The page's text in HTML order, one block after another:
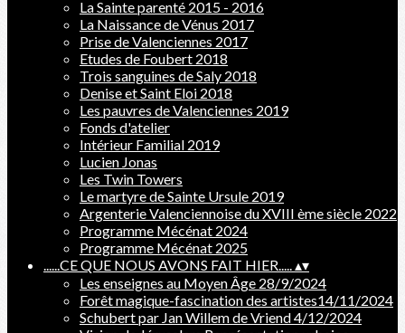
La Sainte parenté 2015 - 2016
La Naissance de Vénus 2017
Prise de Valenciennes 2017
Etudes de Foubert 2018
Trois sanguines de Saly 2018
Denise et Saint Eloi 2018
Les pauvres de Valenciennes 2019
Fonds d'atelier
Intérieur Familial 2019
Lucien Jonas
Les Twin Towers
Le martyre de Sainte Ursule 2019
Argenterie Valenciennoise du XVIII ème siècle 2022
Programme Mécénat 2024
Programme Mécénat 2025
......CE QUE NOUS AVONS FAIT HIER.....▴▾
Les enseignes au Moyen Âge 28/9/2024
Forêt magique-fascination des artistes14/11/2024
Schubert par Jan Willem de Vriend 4/12/2024